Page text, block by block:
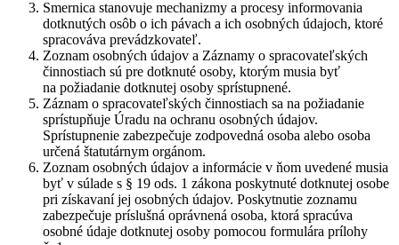
Smernica stanovuje mechanizmy a procesy informovania
dotknutých osôb o ich pávach a ich osobných údajoch, ktoré
spracováva prevádzkovateľ.
Zoznam osobných údajov a Záznamy o spracovateľských
činnostiach sú pre dotknuté osoby, ktorým musia byť
na požiadanie dotknutej osoby sprístupnené.
Záznam o spracovateľských činnostiach sa na požiadanie
sprístupňuje Úradu na ochranu osobných údajov.
Sprístupnenie zabezpečuje zodpovedná osoba alebo osoba
určená štatutárnym orgánom.
Zoznam osobných údajov a informácie v ňom uvedené musia
byť v súlade s § 19 ods. 1 zákona poskytnuté dotknutej osobe
pri získavaní jej osobných údajov. Poskytnutie zoznamu
zabezpečuje príslušná oprávnená osoba, ktorá spracúva
osobné údaje dotknutej osoby pomocou formulára prílohy